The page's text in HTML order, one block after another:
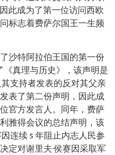
此成为了第一位访问西欧
标志着费萨尔国王一生频
沙特阿拉伯王国的第一份
《真理与历史》，该声明是
支持者发表的反对其父亲
表了第二份声明，因此成
官方发言人。同年，费萨
雅得会议的总结声明，该
连续 5 年阻止内志人民参
定对谢里夫·侯赛因采取军